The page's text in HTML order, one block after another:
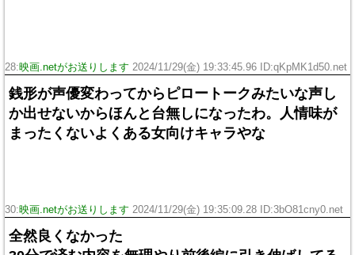
28:映画.netがお送りします 2024/11/29(金) 19:33:45.96 ID:qKpMK1d50.net
銭形が声優変わってからピロートークみたいな声し
か出せないからほんと台無しになったわ。人情味が
まったくないよくある女向けキャラやな
30:映画.netがお送りします 2024/11/29(金) 19:35:09.28 ID:3bO81cny0.net
全然良くなかった